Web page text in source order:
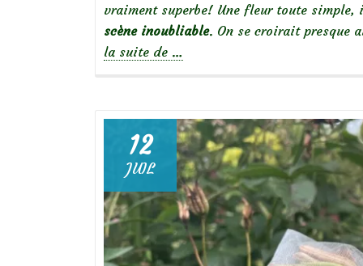
vraiment superbe! Une fleur toute simple,
scène inoubliable. On se croirait presque
la suite de
coquelicots
…
12
JUIL